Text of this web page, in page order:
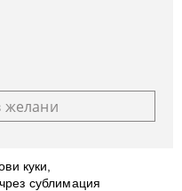
куки,
сублимация
желани